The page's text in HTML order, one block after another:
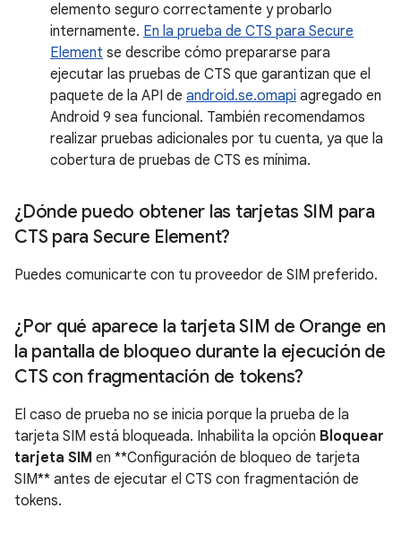
elemento seguro correctamente y probarlo
internamente. En la prueba de CTS para Secure
Element se describe cómo prepararse para
ejecutar las pruebas de CTS que garantizan que el
paquete de la API de android.se.omapi agregado en
Android 9 sea funcional. También recomendamos
realizar pruebas adicionales por tu cuenta, ya que la
cobertura de pruebas de CTS es mínima.
¿Dónde puedo obtener las tarjetas SIM para
CTS para Secure Element?
Puedes comunicarte con tu proveedor de SIM preferido.
¿Por qué aparece la tarjeta SIM de Orange en
la pantalla de bloqueo durante la ejecución de
CTS con fragmentación de tokens?
El caso de prueba no se inicia porque la prueba de la
tarjeta SIM está bloqueada. Inhabilita la opción Bloquear
tarjeta SIM en **Configuración de bloqueo de tarjeta
SIM** antes de ejecutar el CTS con fragmentación de
tokens.